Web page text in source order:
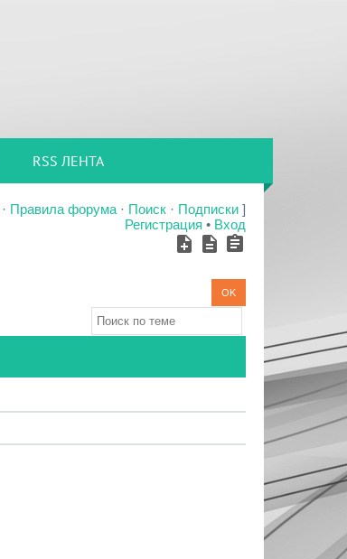
RSS ЛЕНТА
· Правила форума · Поиск · Подписки ]
Регистрация • Вход